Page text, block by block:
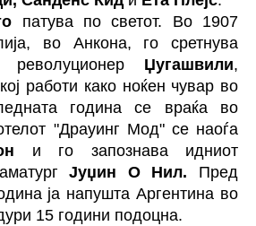
патува по светот. Во 1907
во Анкона, го сретнува
револуционер Џугашвили,
работи како ноќен чувар во
година се враќа во
"Драуинг Мод" се наоѓа
и го запознава идниот
Јуџин О Нил. Пред
ја напушта Аргентина во
15 години подоцна.